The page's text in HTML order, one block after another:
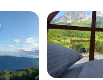
huéspedes